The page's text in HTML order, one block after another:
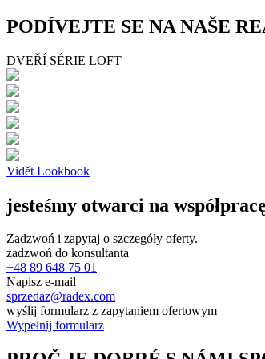
PODÍVEJTE SE NA NAŠE
DVEŘÍ SÉRIE LOFT
Vidět Lookbook
jesteśmy otwarci na współpracę
Zadzwoń i zapytaj o szczegóły oferty.
zadzwoń do konsultanta
+48 89 648 75 01
Napisz e-mail
sprzedaz@radex.com
wyślij formularz z zapytaniem ofertowym
Wypełnij formularz